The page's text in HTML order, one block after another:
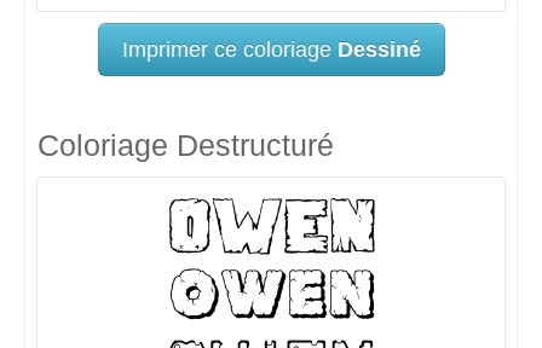
Imprimer ce coloriage Dessiné
Coloriage Destructuré